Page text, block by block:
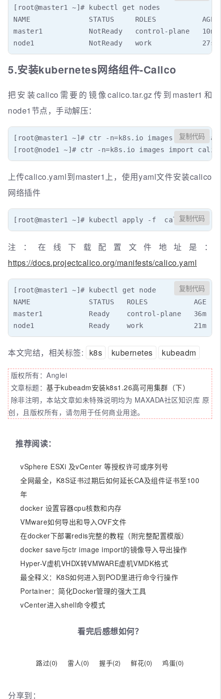
[root@master1 ~]# kubectl get nodes
NAME              STATUS     ROLES           AGE
master1           NotReady   control-plane   10m
node1             NotReady   work            27s
5.安装kubernetes网络组件-Calico
把安装calico需要的镜像calico.tar.gz传到master1和
node1节点，手动解压：
[root@master1 ~]# ctr -n=k8s.io images import
[root@node1 ~]# ctr -n=k8s.io images import
复制代码
上传calico.yaml到master1上，使用yaml文件安装calico
网络插件
[root@master1 ~]# kubectl apply -f  calico.yaml
复制代码
注：在线下载配置文件地址是：
https://docs.projectcalico.org/manifests/calico.yaml
[root@master1 ~]# kubectl get node
NAME              STATUS   ROLES           AGE
master1           Ready    control-plane   36m
node1             Ready    work            21m
复制代码
本文完结，相关标签: k8s kubernetes kubeadm
版权所有：Anglei
文章标题： 基于kubeadm安装k8s1.26高可用集群（下）
除非注明，本站文章如未特殊说明均为 MAXADA社区知识库 原
创，且版权所有，请勿用于任何商业用途。
推荐阅读：
vSphere ESXi 及vCenter 等授权许可或序列号
全网最全，K8S证书过期后如何延长CA及组件证书至100
年
docker 设置容器cpu核数和内存
VMware如何导出和导入OVF文件
在docker下部署redis完整的教程（附完整配置模版）
docker save与ctr image import的镜像导入导出操作
Hyper-V虚机VHDX转VMWARE虚机VMDK格式
最全释义：K8S如何进入到POD里进行命令行操作
Portainer：简化Docker管理的强大工具
vCenter进入shell命令模式
看完后感想如何？
路过(0) 雷人(0) 握手(2) 鲜花(0) 鸡蛋(0)
分享到：